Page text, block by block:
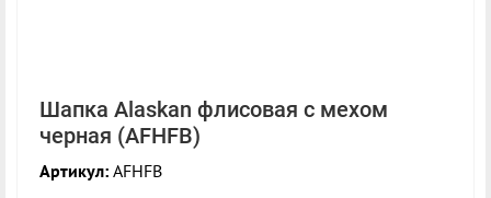
Шапка Alaskan флисовая с мехом
черная (AFHFB)
Артикул: AFHFB